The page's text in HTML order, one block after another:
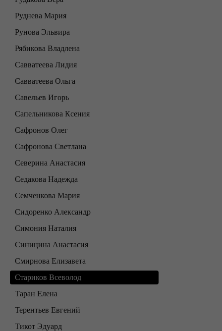
Руднева Мария
Рунова Эльвира
Рябикова Владлена
Савватеева Лидия
Савватеева Ольга
Савельев Игорь
Сапельникова Ксения
Сафронов Олег
Сафронова Светлана
Северина Анастасия
Седакова Надежда
Семченкова Мария
Сидоренко Александр
Симония Наталия
Синицина Анастасия
Смирнова Елизавета
Стариков Всеволод
Таран Елена
Терентьев Евгений
Тикот Эдуард